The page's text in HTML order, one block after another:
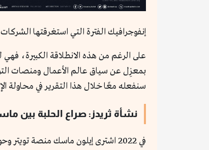
إنفوجرافيك الفترة التي استغرقتها الشركات للوصول إلى
على الرغم من هذه الانطلاقة الكبيرة،
بمعزِل عن سياق عالم الأعمال ومنصات
سنفعله معًا خلال هذا التقرير في
نشأة ثريدز: صراع الحلبة بين